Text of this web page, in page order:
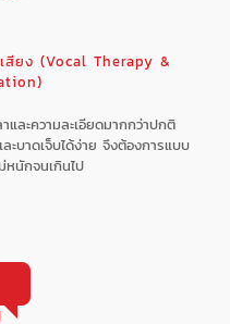
สียง (Vocal Therapy &
และความละเอียดมากกว่าปกติ
ะบาดเจ็บได้ง่าย จึงต้องการแบบ
หนักจนเกินไป